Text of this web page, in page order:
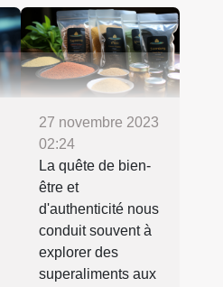
27 novembre 2023
02:24
La quête de bien-
être et
d'authenticité nous
conduit souvent à
explorer des
superaliments aux